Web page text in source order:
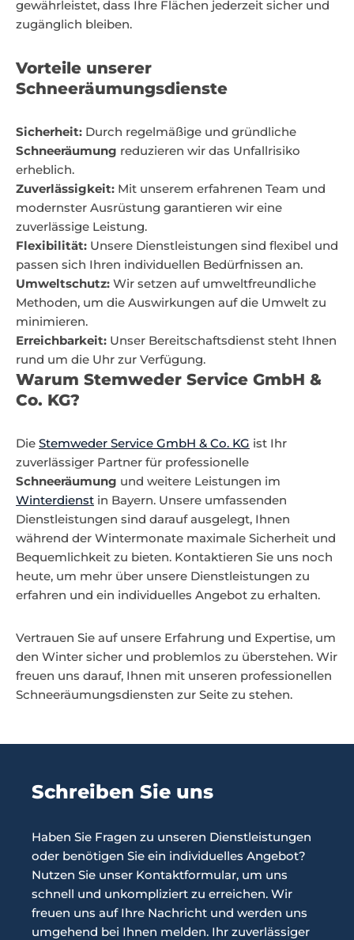
gewährleistet, dass Ihre Flächen jederzeit sicher und
zugänglich bleiben.
Vorteile unserer
Schneeräumungsdienste
Sicherheit: Durch regelmäßige und gründliche
Schneeräumung reduzieren wir das Unfallrisiko
erheblich.
Zuverlässigkeit: Mit unserem erfahrenen Team und
modernster Ausrüstung garantieren wir eine
zuverlässige Leistung.
Flexibilität: Unsere Dienstleistungen sind flexibel und
passen sich Ihren individuellen Bedürfnissen an.
Umweltschutz: Wir setzen auf umweltfreundliche
Methoden, um die Auswirkungen auf die Umwelt zu
minimieren.
Erreichbarkeit: Unser Bereitschaftsdienst steht Ihnen
rund um die Uhr zur Verfügung.
Warum Stemweder Service GmbH &
Co. KG?
Die Stemweder Service GmbH & Co. KG ist Ihr
zuverlässiger Partner für professionelle
Schneeräumung und weitere Leistungen im
Winterdienst in Bayern. Unsere umfassenden
Dienstleistungen sind darauf ausgelegt, Ihnen
während der Wintermonate maximale Sicherheit und
Bequemlichkeit zu bieten. Kontaktieren Sie uns noch
heute, um mehr über unsere Dienstleistungen zu
erfahren und ein individuelles Angebot zu erhalten.
Vertrauen Sie auf unsere Erfahrung und Expertise, um
den Winter sicher und problemlos zu überstehen. Wir
freuen uns darauf, Ihnen mit unseren professionellen
Schneeräumungsdiensten zur Seite zu stehen.
Schreiben Sie uns
Haben Sie Fragen zu unseren Dienstleistungen
oder benötigen Sie ein individuelles Angebot?
Nutzen Sie unser Kontaktformular, um uns
schnell und unkompliziert zu erreichen. Wir
freuen uns auf Ihre Nachricht und werden uns
umgehend bei Ihnen melden. Ihr zuverlässiger